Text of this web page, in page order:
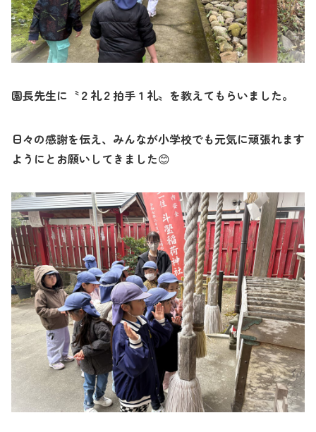
園長先生に〝２礼２拍手１礼〟を教えてもらいました。
日々の感謝を伝え、みんなが小学校でも元気に頑張れます
ようにとお願いしてきました😊